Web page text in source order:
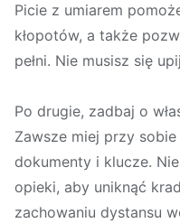
Picie z umiarem
kłopotów, a także
pełni. Nie musisz się
Po drugie, zadbaj o
Zawsze miej przy
dokumenty i klucze.
opieki, aby uniknąć
zachowaniu dystansu